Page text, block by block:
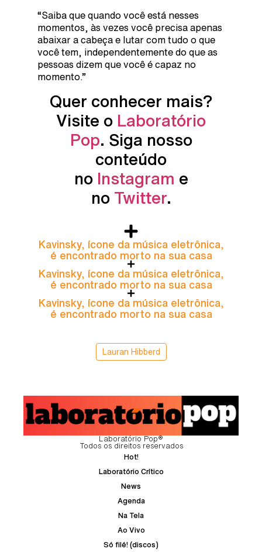
“Saiba que quando você está nesses
momentos, às vezes você precisa apenas
abaixar a cabeça e lutar com tudo o que
você tem, independentemente do que as
pessoas dizem que você é capaz no
momento.”
Quer conhecer mais?
Visite o Laboratório
Pop. Siga nosso
conteúdo
no Instagram e
no Twitter.
Kavinsky, ícone da música eletrônica,
é encontrado morto na sua casa
Kavinsky, ícone da música eletrônica,
é encontrado morto na sua casa
Kavinsky, ícone da música eletrônica,
é encontrado morto na sua casa
Lauran Hibberd
Laboratório Pop®
Todos os direitos reservados
Hot!
Laboratório Crítico
News
Agenda
Na Tela
Ao Vivo
Só filé! (discos)